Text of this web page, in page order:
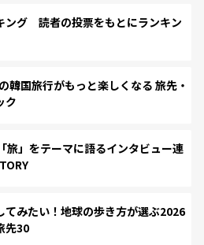
ング 読者の投票をもとにランキン
国旅行がもっと楽しくなる 旅先・
ク
旅」をテーマに語るインタビュー連
てみたい！地球の歩き方が選ぶ2026
先30